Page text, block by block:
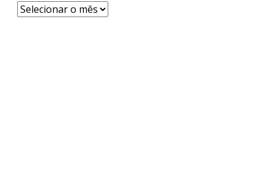
Arquivo
de